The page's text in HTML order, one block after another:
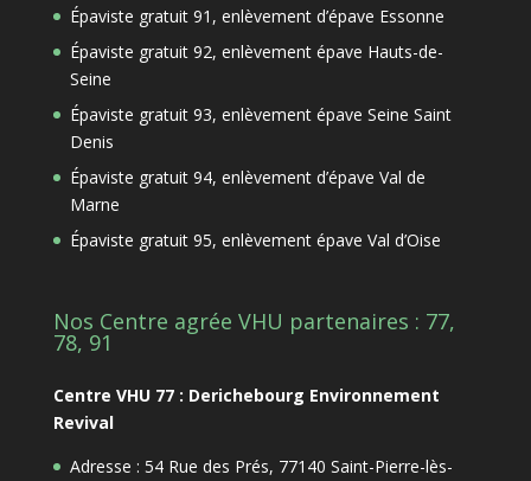
Épaviste gratuit 91, enlèvement d’épave Essonne
Épaviste gratuit 92, enlèvement épave Hauts-de-
Seine
Épaviste gratuit 93, enlèvement épave Seine Saint
Denis
Épaviste gratuit 94, enlèvement d’épave Val de
Marne
Épaviste gratuit 95, enlèvement épave Val d’Oise
Nos Centre agrée VHU partenaires : 77,
78, 91
Centre VHU 77 : Derichebourg Environnement
Revival
Adresse : 54 Rue des Prés, 77140 Saint-Pierre-lès-